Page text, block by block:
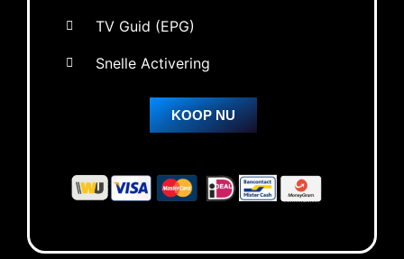
TV Guid (EPG)
Snelle Activering
KOOP NU